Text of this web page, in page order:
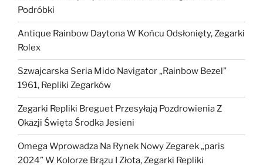
Podróbki
Antique Rainbow Daytona W Końcu Odsłonięty, Zegarki
Rolex
Szwajcarska Seria Mido Navigator „Rainbow Bezel”
1961, Repliki Zegarków
Zegarki Repliki Breguet Przesyłają Pozdrowienia Z
Okazji Święta Środka Jesieni
Omega Wprowadza Na Rynek Nowy Zegarek „paris
2024” W Kolorze Brązu I Złota, Zegarki Repliki